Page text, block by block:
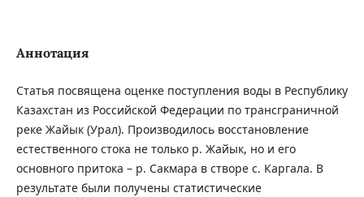
Аннотация
Статья посвящена оценке поступления воды в Республику
Казахстан из Российской Федерации по трансграничной
реке Жайык (Урал). Производилось восстановление
естественного стока не только р. Жайык, но и его
основного притока – р. Сакмара в створе с. Каргала. В
результате были получены статистические